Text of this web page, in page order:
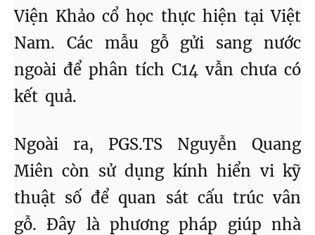
Viện Khảo cổ học thực hiện tại Việt
Nam. Các mẫu gỗ gửi sang nước
ngoài để phân tích C14 vẫn chưa có
kết quả.
Ngoài ra, PGS.TS Nguyễn Quang
Miên còn sử dụng kính hiển vi kỹ
thuật số để quan sát cấu trúc vân
gỗ. Đây là phương pháp giúp nhà